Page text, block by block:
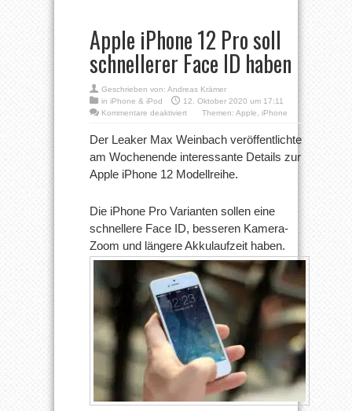
Apple iPhone 12 Pro soll
schnellerer Face ID haben
Geschrieben von: Andreas Krämer
in iPhone & iPod
12. Oktober 2020 um 17:11
Kommentare deaktiviertfür
iPhone
12
Pro
schnellerer
haben
Themen: Apple iPhone
Der Leaker Max Weinbach veröffentlichte
am Wochenende interessante Details zur
Apple iPhone 12 Modellreihe.
Die iPhone Pro Varianten sollen eine
schnellere Face ID, besseren Kamera-
Zoom und längere Akkulaufzeit haben.